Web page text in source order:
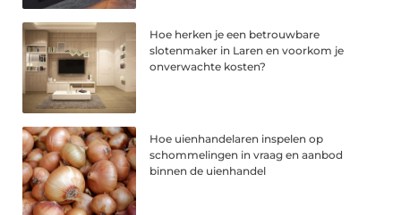
Hoe herken je een betrouwbare
slotenmaker in Laren en voorkom je
onverwachte kosten?
Hoe uienhandelaren inspelen op
schommelingen in vraag en aanbod
binnen de uienhandel